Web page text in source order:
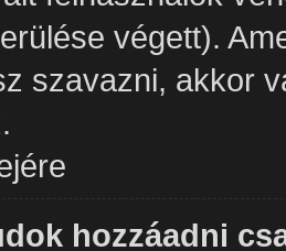
végett).
szavazni, akkor
hozzáadni